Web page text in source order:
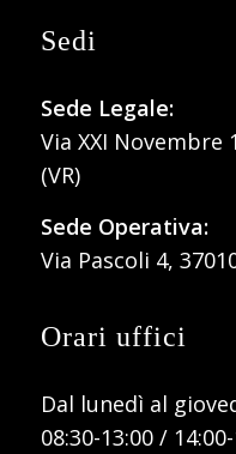
Sedi
Sede Legale:
Via XXI Novembre
(VR)
Sede Operativa:
Via Pascoli 4,
Orari uffici
Dal lunedì al
08:30-13:00 /